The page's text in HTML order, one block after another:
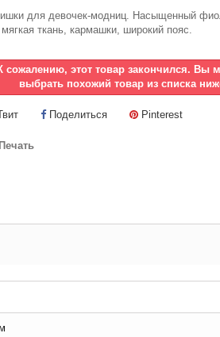
для девочек-модниц. Насыщенный
мягкая ткань, кармашки, широкий пояс.
сожалению, этот товар закончился. Вы
выбрать похожий товар из списка
Поделиться Pinterest
Печать